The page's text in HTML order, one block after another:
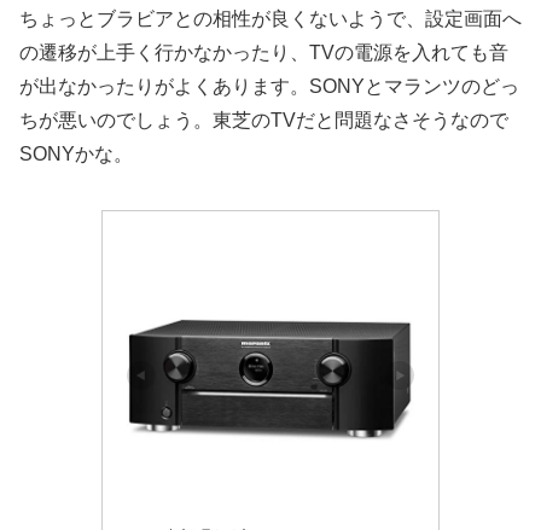
ちょっとブラビアとの相性が良くないようで、設定画面へ
の遷移が上手く行かなかったり、TVの電源を入れても音
が出なかったりがよくあります。SONYとマランツのどっ
ちが悪いのでしょう。東芝のTVだと問題なさそうなので
SONYかな。